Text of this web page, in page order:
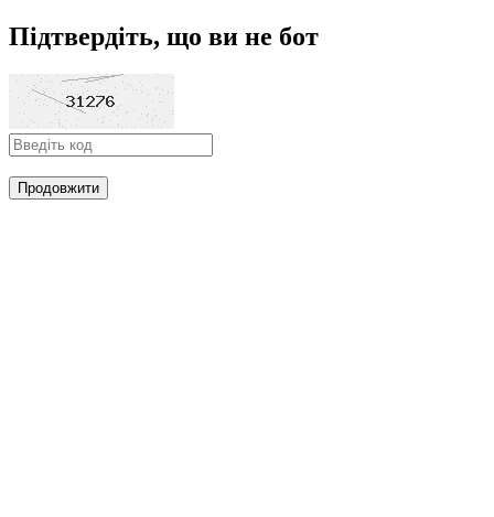
Підтвердіть, що ви не бот
Продовжити